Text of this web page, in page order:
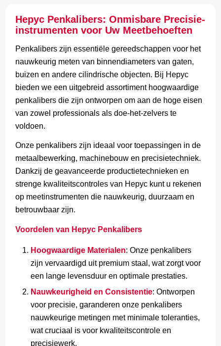
Hepyc Penkalibers: Onmisbare Precisie-
instrumenten voor Uw Meetbehoeften
Penkalibers zijn essentiële gereedschappen voor het
nauwkeurig meten van binnendiameters van gaten,
buizen en andere cilindrische objecten. Bij Hepyc
bieden we een uitgebreid assortiment hoogwaardige
penkalibers die zijn ontworpen om aan de hoge eisen
van zowel professionals als doe-het-zelvers te
voldoen.
Onze penkalibers zijn ideaal voor toepassingen in de
metaalbewerking, machinebouw en precisietechniek.
Dankzij de geavanceerde productietechnieken en
strenge kwaliteitscontroles van Hepyc kunt u rekenen
op meetinstrumenten die nauwkeurig, duurzaam en
betrouwbaar zijn.
Voordelen van Hepyc Penkalibers
Hoogwaardige Materialen: Onze penkalibers
zijn vervaardigd uit premium staal, wat zorgt voor
een lange levensduur en optimale prestaties.
Nauwkeurigheid en Consistentie: Ontworpen
voor precisie, garanderen onze penkalibers
nauwkeurige metingen met minimale toleranties,
wat cruciaal is voor kwaliteitscontrole en
precisiewerk.